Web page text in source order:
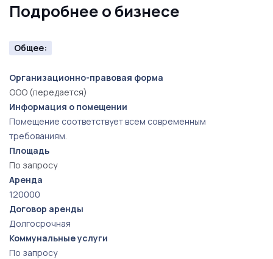
Подробнее о бизнесе
Общее:
Организационно-правовая форма
ООО (передается)
Информация о помещении
Помещение соответствует всем современным
требованиям.
Площадь
По запросу
Аренда
120000
Договор аренды
Долгосрочная
Коммунальные услуги
По запросу